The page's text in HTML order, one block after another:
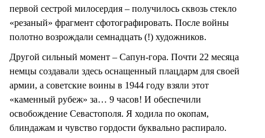
первой сестрой милосердия – получилось сквозь стекло
«резаный» фрагмент сфотографировать. После войны
полотно возрождали семнадцать (!) художников.
Другой сильный момент – Сапун-гора. Почти 22 месяца
немцы создавали здесь оснащенный плацдарм для своей
армии, а советские воины в 1944 году взяли этот
«каменный рубеж» за… 9 часов! И обеспечили
освобождение Севастополя. Я ходила по окопам,
блиндажам и чувство гордости буквально распирало.